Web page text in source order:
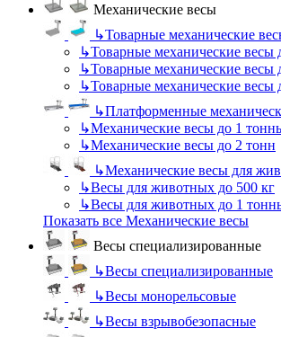
Механические весы
↳Товарные механические
↳Товарные механические весы
↳Товарные механические весы
↳Товарные механические весы
↳Платформенные
↳Механические весы до 1
↳Механические весы до 2 тонн
↳Механические весы для
↳Весы для животных до 500 кг
↳Весы для животных до 1
Показать все Механические весы
Весы специализированные
↳Весы специализированные
↳Весы монорельсовые
↳Весы взрывобезопасные